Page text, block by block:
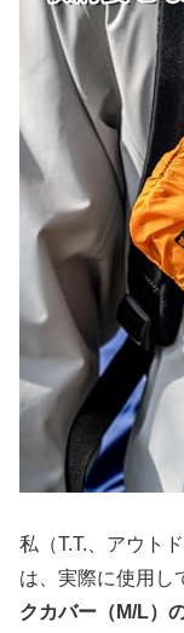
私（T.T.、アウト
は、実際に使用し
クカバー（M/L）